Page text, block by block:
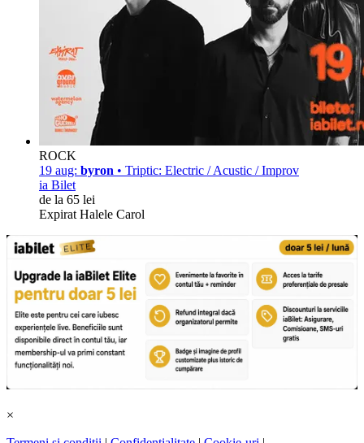
ROCK
19 aug: byron • Triptic: Electric / Acustic / Improv
ia Bilet
de la 65 lei
Expirat Halele Carol
×